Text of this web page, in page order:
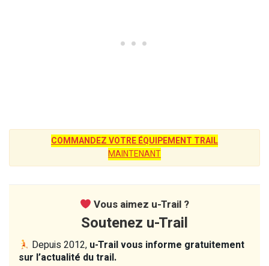
COMMANDEZ VOTRE ÉQUIPEMENT TRAIL
MAINTENANT
Vous aimez u-Trail ?
Soutenez u-Trail
Depuis 2012, u-Trail vous informe gratuitement
sur l’actualité du trail.